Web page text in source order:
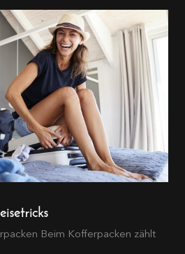
Beim Kofferpacken zählt